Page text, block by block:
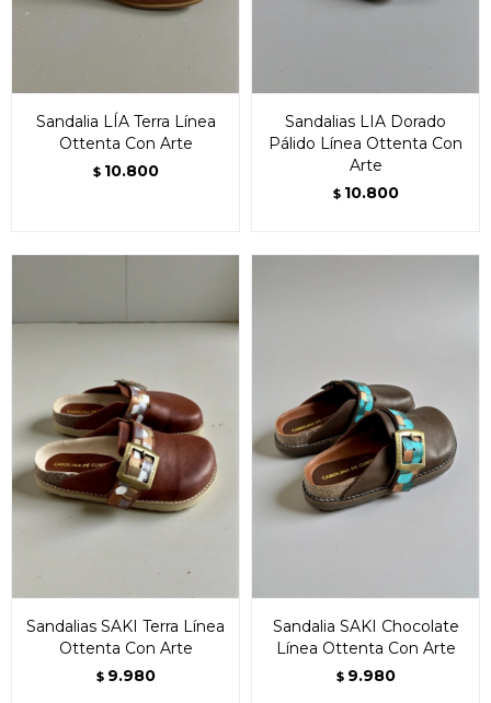
Sandalia LÍA Terra Línea
Ottenta Con Arte
$ 10.800
Sandalias LIA Dorado
Pálido Línea Ottenta Con
Arte
$ 10.800
Sandalias SAKI Terra Línea
Ottenta Con Arte
$ 9.980
Sandalia SAKI Chocolate
Línea Ottenta Con Arte
$ 9.980